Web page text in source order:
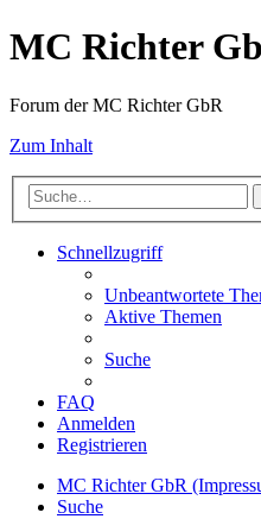
MC Richter
Forum der MC Richter GbR
Zum Inhalt
Schnellzugriff
Unbeantwortete
Aktive Themen
Suche
FAQ
Anmelden
Registrieren
MC Richter GbR
Suche